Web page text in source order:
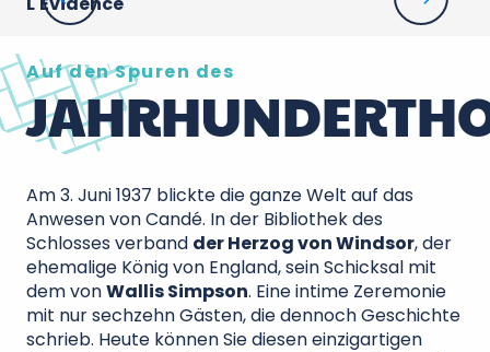
Auf den Spuren des
Am 3. Juni 1937 blickte die ganze Welt auf das
Anwesen von Candé. In der Bibliothek des
Schlosses verband der Herzog von Windsor, der
ehemalige König von England, sein Schicksal mit
dem vonWallis Simpson. Eine intime Zeremonie
mit nur sechzehn Gästen, die dennoch Geschichte
schrieb. Heute können Sie diesen einzigartigen